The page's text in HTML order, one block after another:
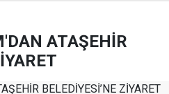
ATAŞEHİR